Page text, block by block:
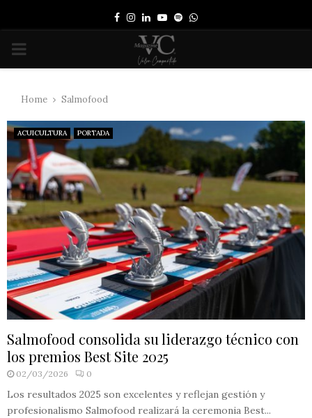
Facebook
Instagram
LinkedinYoutube
SpotifyWhatsapp
PRIMARY
Home Salmofood
ACUICULTURA PORTADA
Salmofood consolida su liderazgo técnico con
los premios Best Site 2025
02/03/2026 0
Los resultados 2025 son excelentes y reflejan gestión y
profesionalismo Salmofood realizará la ceremonia Best...